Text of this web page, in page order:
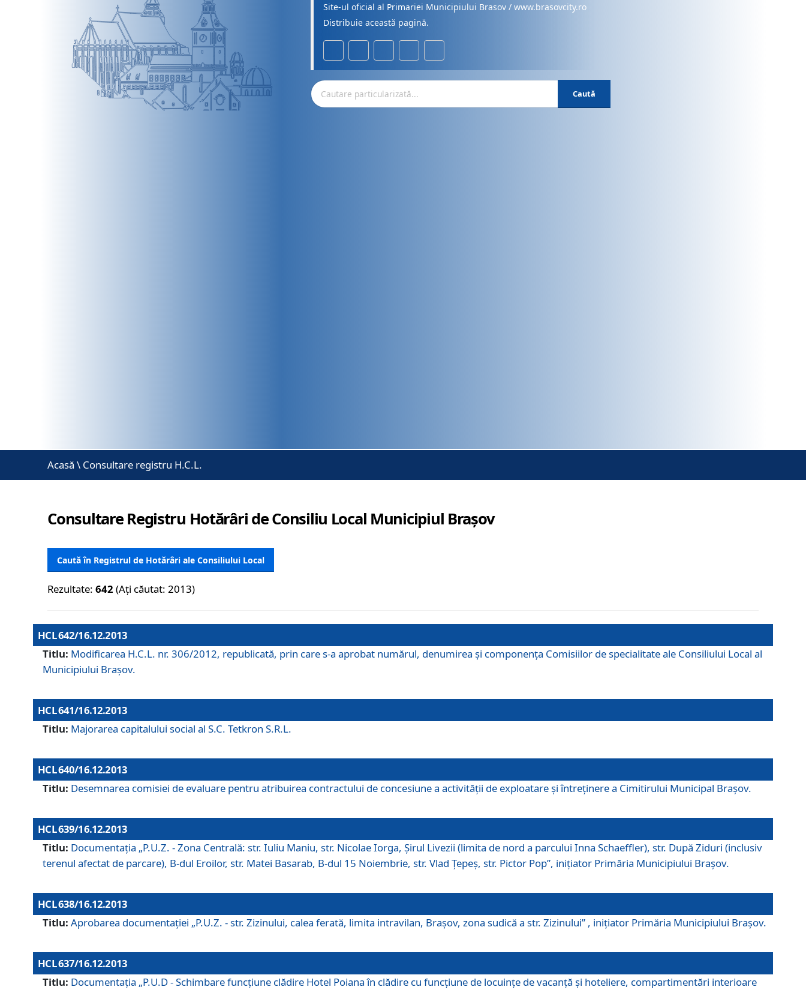
Site-ul oficial al Primariei Municipiului Brasov / www.brasovcity.ro
Distribuie această pagină.
Caută
Acasă \ Consultare registru H.C.L.
Consultare Registru Hotărâri de Consiliu Local Municipiul Brașov
Caută în Registrul de Hotărâri ale Consiliului Local
Rezultate:642 (Ați căutat: 2013)
HCL 642/16.12.2013
Titlu: Modificarea H.C.L. nr. 306/2012, republicată, prin care s-a aprobat numărul, denumirea şi componenţa Comisiilor de specialitate ale Consiliului Local al
Municipiului Braşov.
HCL 641/16.12.2013
Titlu: Majorarea capitalului social al S.C. Tetkron S.R.L.
HCL 640/16.12.2013
Titlu: Desemnarea comisiei de evaluare pentru atribuirea contractului de concesiune a activităţii de exploatare şi întreţinere a Cimitirului Municipal Braşov.
HCL 639/16.12.2013
Titlu: Documentaţia „P.U.Z. - Zona Centrală: str. Iuliu Maniu, str. Nicolae Iorga, Şirul Livezii (limita de nord a parcului Inna Schaeffler), str. După Ziduri (inclusiv
terenul afectat de parcare), B-dul Eroilor, str. Matei Basarab, B-dul 15 Noiembrie, str. Vlad Ţepeş, str. Pictor Pop”, iniţiator Primăria Municipiului Braşov.
HCL 638/16.12.2013
Titlu: Aprobarea documentaţiei „P.U.Z. - str. Zizinului, calea ferată, limita intravilan, Braşov, zona sudică a str. Zizinului” , iniţiator Primăria Municipiului Braşov.
HCL 637/16.12.2013
Titlu: Documentaţia „P.U.D - Schimbare funcţiune clădire Hotel Poiana în clădire cu funcţiune de locuinţe de vacanţă şi hoteliere, compartimentări interioare